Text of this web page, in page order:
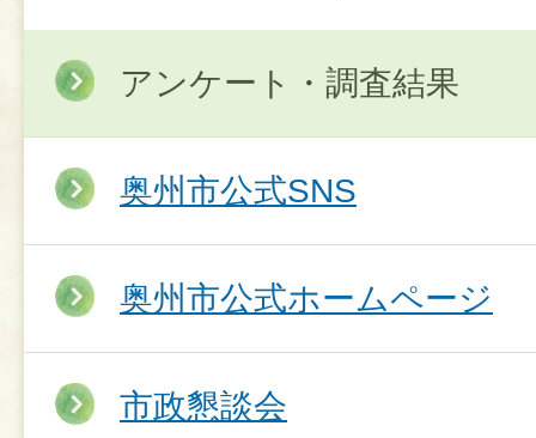
アンケート・調査結果
奥州市公式SNS
奥州市公式ホームページ
市政懇談会